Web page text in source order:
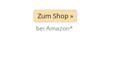
Zum Shop »
bei Amazon*